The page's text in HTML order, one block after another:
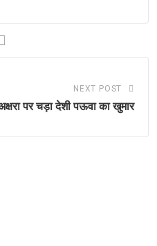
NEXT POST
पर चड़ा देशी पऊवा का खुमार